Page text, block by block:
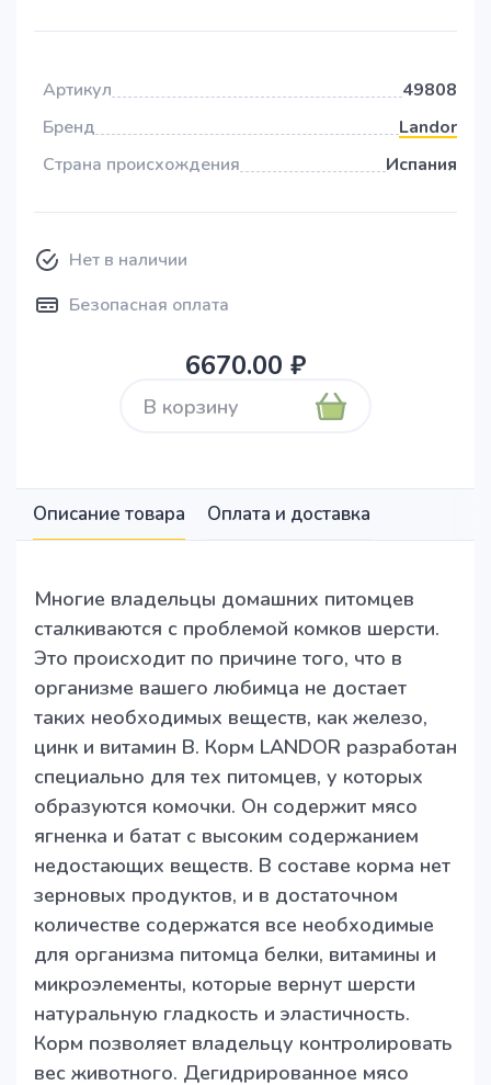
Артикул
49808
Бренд
Landor
Страна происхождения
Испания
Нет в наличии
Безопасная оплата
6670.00 ₽
В корзину
Описание товара Оплата и доставка
Многие владельцы домашних питомцев
сталкиваются с проблемой комков шерсти.
Это происходит по причине того, что в
организме вашего любимца не достает
таких необходимых веществ, как железо,
цинк и витамин В. Корм LANDOR разработан
специально для тех питомцев, у которых
образуются комочки. Он содержит мясо
ягненка и батат с высоким содержанием
недостающих веществ. В составе корма нет
зерновых продуктов, и в достаточном
количестве содержатся все необходимые
для организма питомца белки, витамины и
микроэлементы, которые вернут шерсти
натуральную гладкость и эластичность.
Корм позволяет владельцу контролировать
вес животного. Дегидрированное мясо